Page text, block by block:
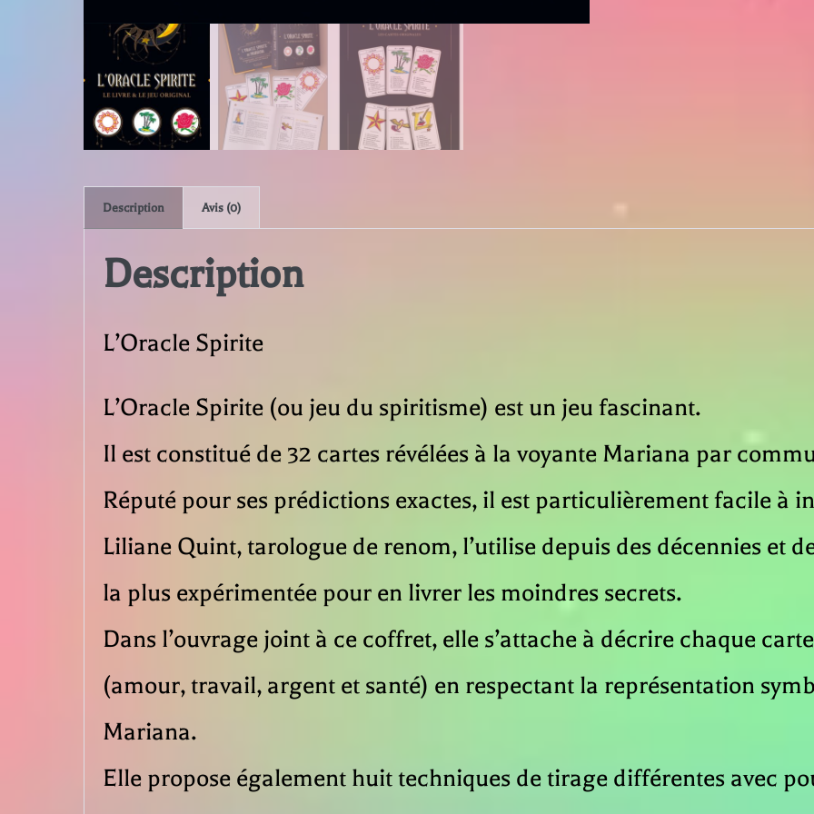
Description Avis (0)
Description
L’Oracle Spirite
L’Oracle Spirite (ou jeu du spiritisme) est un jeu fascinant.
Il est constitué de 32 cartes révélées à la voyante Mariana par
Réputé pour ses prédictions exactes, il est particulièrement facile à
Liliane Quint, tarologue de renom, l’utilise depuis des décennies et
la plus expérimentée pour en livrer les moindres secrets.
Dans l’ouvrage joint à ce coffret, elle s’attache à décrire chaque
(amour, travail, argent et santé) en respectant la représentation
Mariana.
Elle propose également huit techniques de tirage différentes avec